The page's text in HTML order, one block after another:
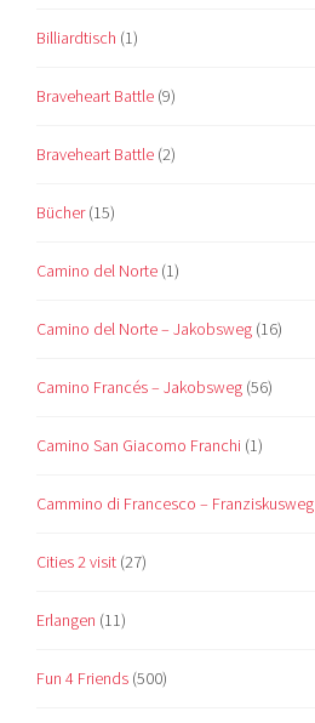
Billiardtisch (1)
Braveheart Battle (9)
Braveheart Battle (2)
Bücher(15)
Camino del Norte (1)
Camino del Norte – Jakobsweg (16)
Camino Francés – Jakobsweg (56)
Camino San Giacomo Franchi (1)
Cammino di Francesco – Franziskusweg
Cities 2 visit (27)
Erlangen (11)
Fun 4 Friends (500)